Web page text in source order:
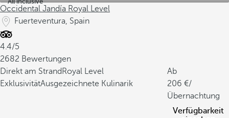
Occidental Jandía Royal Level
Fuerteventura, Spain
4.4/5
2682 Bewertungen
Direkt am Strand Royal Level
ExklusivitätAusgezeichnete Kulinarik
Ab
206
/
Übernachtung
Verfügbarkeit